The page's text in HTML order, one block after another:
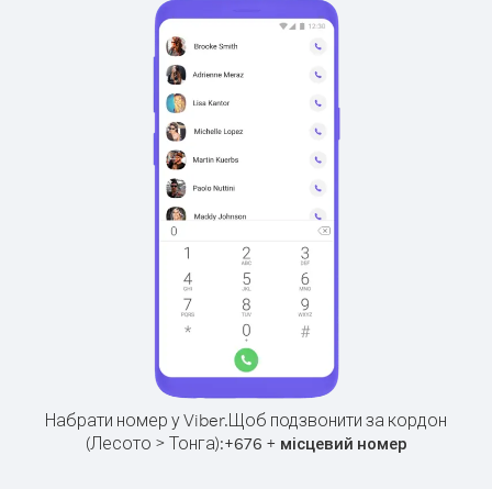
Набрати номер у Viber.Щоб подзвонити за кордон
(Лесото > Тонга):+676 + місцевий номер